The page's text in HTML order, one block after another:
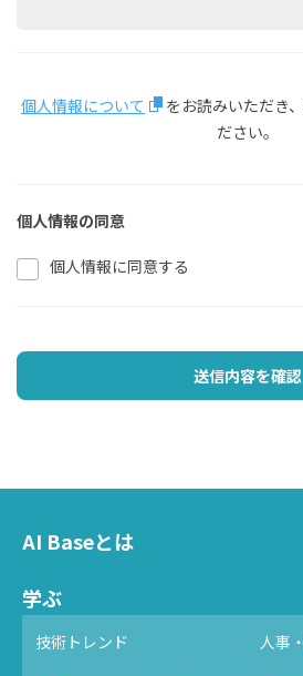
個人情報について
をお読みいただき
ださい。
個人情報の同意
個人情報に同意する
送信内容を確認
AI Baseとは
学ぶ
技術トレンド 人事